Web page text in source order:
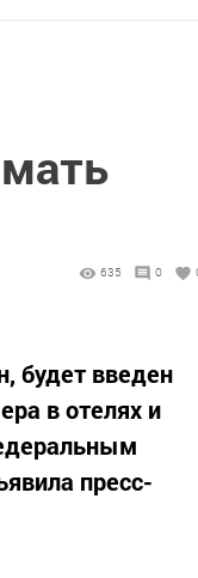
635 0
будет введен
в отелях и
пресс-